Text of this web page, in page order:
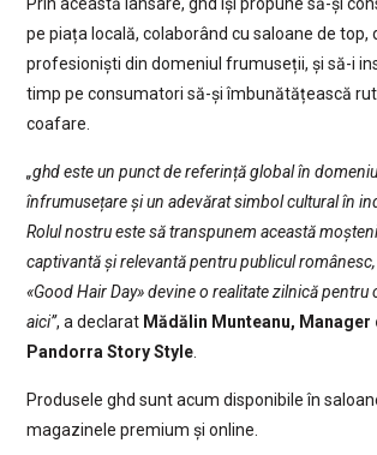
pe piața locală, colaborând cu saloane de top,
profesioniști din domeniul frumuseții, și să-i
timp pe consumatori să-și îmbunătățească
coafare.
„ghd este un punct de referință global în
înfrumusețare și un adevărat simbol cultural în
Rolul nostru este să transpunem această
captivantă și relevantă pentru publicul
«Good Hair Day» devine o realitate zilnică
aici”, a declarat Mădălin Munteanu, Manager
Pandorra Story Style.
Produsele ghd sunt acum disponibile în
magazinele premium și online.